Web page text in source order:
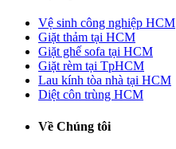
Vệ sinh công nghiệp HCM
Giặt thảm tại HCM
Giặt ghế sofa tại HCM
Giặt rèm tại TpHCM
Lau kính tòa nhà tại HCM
Diệt côn trùng HCM
Về Chúng tôi